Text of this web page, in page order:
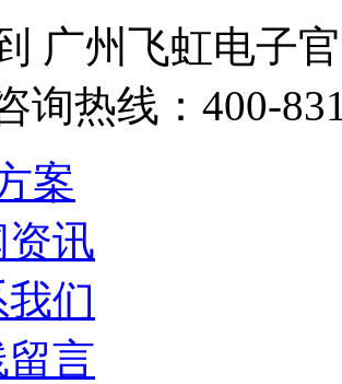
广州飞虹电子
询热线：400-
案
讯
们
言